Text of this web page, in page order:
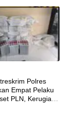
Polres
Empat Pelaku
PLN, Kerugian
Rp 3 Milyar